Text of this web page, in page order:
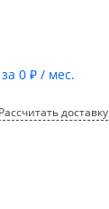
за 0 ₽ / мес.
Рассчитать доставку